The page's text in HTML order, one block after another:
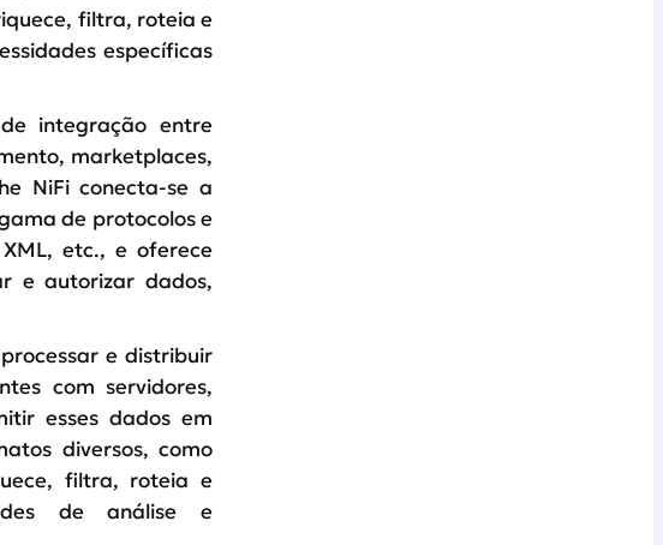
filtra, roteia e
específicas
integração entre
marketplaces,
NiFi conecta-se a
de protocolos e
XML, etc., e oferece
e autorizar dados,
e distribuir
com servidores,
esses dados em
diversos, como
filtra, roteia e
de análise e